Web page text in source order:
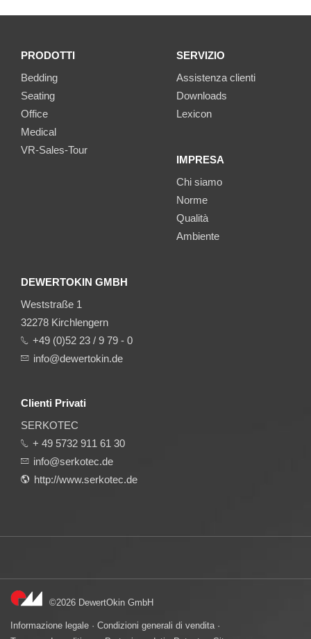
PRODOTTI
Bedding
Seating
Office
Medical
VR-Sales-Tour
SERVIZIO
Assistenza clienti
Downloads
Lexicon
IMPRESA
Chi siamo
Norme
Qualità
Ambiente
DEWERTOKIN GMBH
Weststraße 1
32278 Kirchlengern
+49 (0)52 23 / 9 79 - 0
info@dewertokin.de
Clienti Privati
SERKOTEC
+ 49 5732 911 61 30
info@serkotec.de
http://www.serkotec.de
©2026 DewertOkin GmbH
Informazione legale · Condizioni generali di vendita ·